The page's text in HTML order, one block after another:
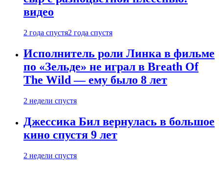
видео
2 года спустя2 года спустя
Исполнитель роли Линка в фильме
по «Зельде» не играл в Breath Of
The Wild — ему было 8 лет
2 недели спустя
Джессика Бил вернулась в большое
кино спустя 9 лет
2 недели спустя